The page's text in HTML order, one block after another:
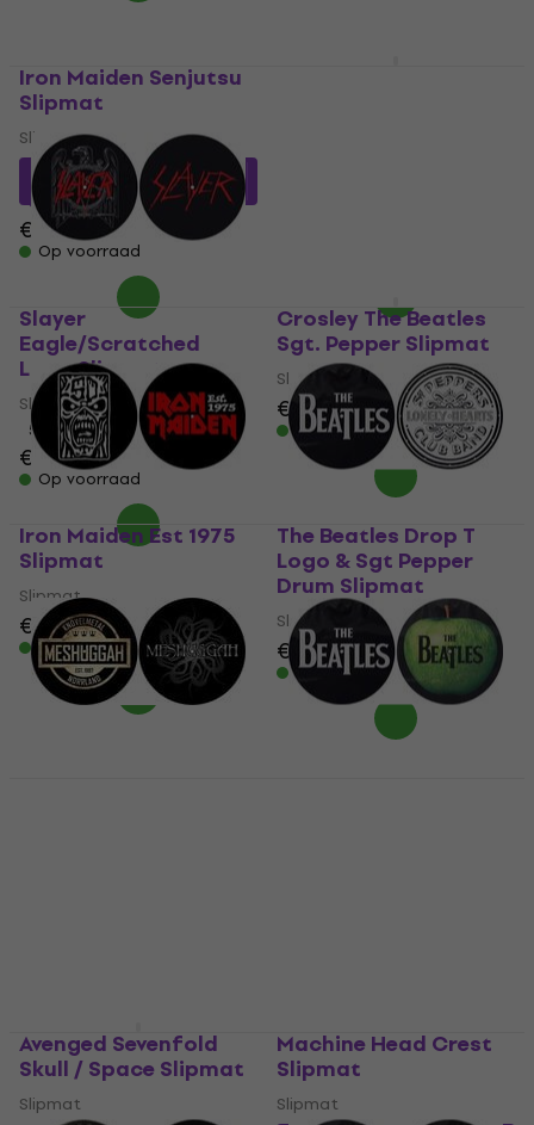
Iron Maiden Senjutsu
Slipmat
Slipmat
€ 19,48met code
MUZMUZ-10
€ 21,90
Op voorraad
Slayer
Eagle/Scratched
Logo Slipmat
Slipmat
5
€ 21,80€ 22,60
Op voorraad
Crosley The Beatles
Sgt. Pepper Slipmat
Slipmat
€ 25,90
Op voorraad
Iron Maiden Est 1975
Slipmat
Slipmat
€ 25,80
Op voorraad
The Beatles Drop T
Logo & Sgt Pepper
Drum Slipmat
Slipmat
€ 25,70
Op voorraad
Avenged Sevenfold
Skull / Space Slipmat
Slipmat
Machine Head Crest
Slipmat
Slipmat